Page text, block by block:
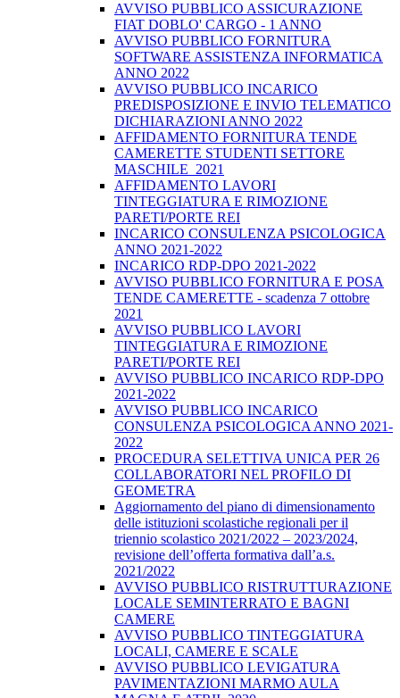
AVVISO PUBBLICO ASSICURAZIONE
FIAT DOBLO' CARGO - 1 ANNO
AVVISO PUBBLICO FORNITURA
SOFTWARE ASSISTENZA INFORMATICA
ANNO 2022
AVVISO PUBBLICO INCARICO
PREDISPOSIZIONE E INVIO TELEMATICO
DICHIARAZIONI ANNO 2022
AFFIDAMENTO FORNITURA TENDE
CAMERETTE STUDENTI SETTORE
MASCHILE_2021
AFFIDAMENTO LAVORI
TINTEGGIATURA E RIMOZIONE
PARETI/PORTE REI
INCARICO CONSULENZA PSICOLOGICA
ANNO 2021-2022
INCARICO RDP-DPO 2021-2022
AVVISO PUBBLICO FORNITURA E POSA
TENDE CAMERETTE - scadenza 7 ottobre
2021
AVVISO PUBBLICO LAVORI
TINTEGGIATURA E RIMOZIONE
PARETI/PORTE REI
AVVISO PUBBLICO INCARICO RDP-DPO
2021-2022
AVVISO PUBBLICO INCARICO
CONSULENZA PSICOLOGICA ANNO 2021-
2022
PROCEDURA SELETTIVA UNICA PER 26
COLLABORATORI NEL PROFILO DI
GEOMETRA
Aggiornamento del piano di dimensionamento
delle istituzioni scolastiche regionali per il
triennio scolastico 2021/2022 – 2023/2024,
revisione dell’offerta formativa dall’a.s.
2021/2022
AVVISO PUBBLICO RISTRUTTURAZIONE
LOCALE SEMINTERRATO E BAGNI
CAMERE
AVVISO PUBBLICO TINTEGGIATURA
LOCALI, CAMERE E SCALE
AVVISO PUBBLICO LEVIGATURA
PAVIMENTAZIONI MARMO AULA